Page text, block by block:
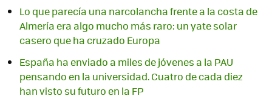
Lo que parecía una narcolancha frente a la costa de
Almería era algo mucho más raro: un yate solar
casero que ha cruzado Europa
España ha enviado a miles de jóvenes a la PAU
pensando en la universidad. Cuatro de cada diez
han visto su futuro en la FP